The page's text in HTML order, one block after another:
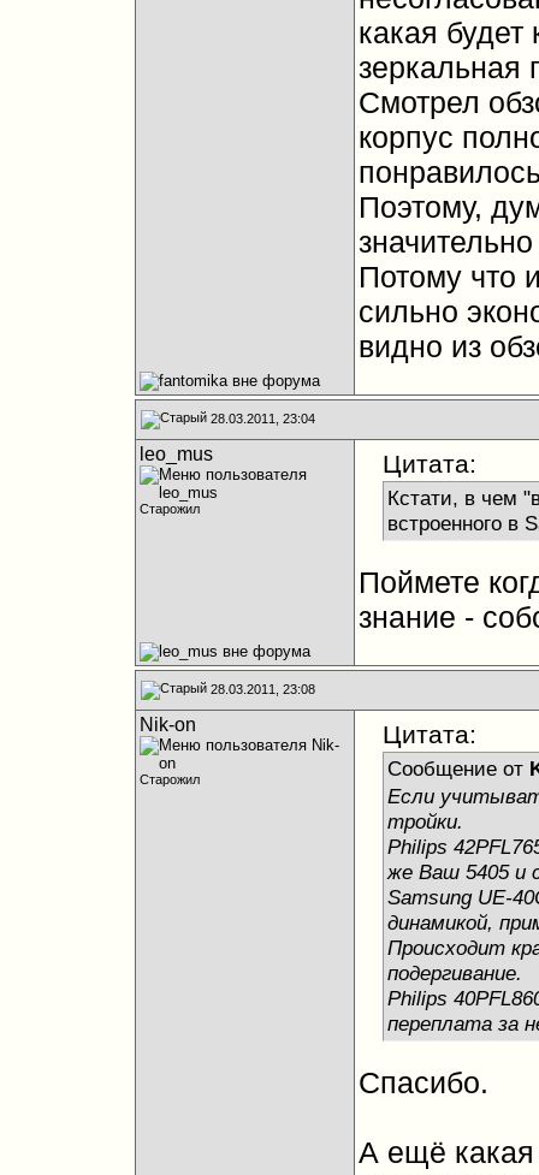
какая
зеркальная
Смотрел
корпус
Поэтому,
Потому что
сильно
видно из
28.03.2011, 23:04
leo_mus
Старожил
Цитата:
Кстати, в чем
встроенного в
Поймете
знание -
28.03.2011, 23:08
Nik-on
Старожил
Цитата:
Сообщение от
Если
тройки.
Philips
же Ваш 5405 и
Samsung UE-
динамикой,
Происходит
подергивание.
Philips
переплата за
Спасибо.
А ещё какая